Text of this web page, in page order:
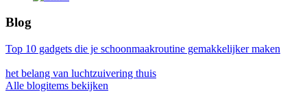
Blog
Top 10 gadgets die je schoonmaakroutine gemakkelijker maken
het belang van luchtzuivering thuis
Alle blogitems bekijken